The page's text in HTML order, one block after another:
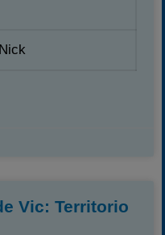
Vic: Territorio